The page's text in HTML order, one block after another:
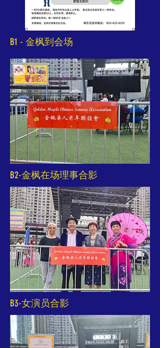
B1 - 金枫到会场
B2-金枫在场理事合影
B3-女演员合影